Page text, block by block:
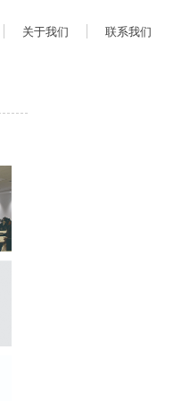
关于我们 联系我们